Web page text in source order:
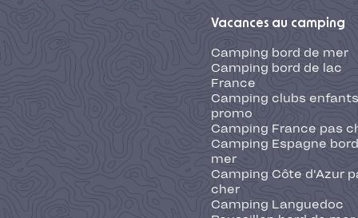
Vacances au camping
Camping bord de mer
Camping bord de lac
France
Camping clubs
promo
Camping France pas
Camping Espagne
mer
Camping Côte d'Azur
cher
Camping Languedoc